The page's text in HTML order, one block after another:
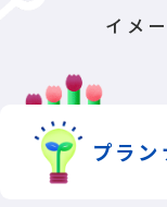
イメ
プラン